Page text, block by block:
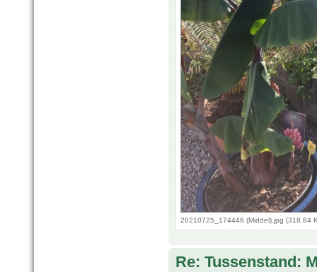
20210725_174446 (Middel).jpg (318.84
Re: Tussenstand: